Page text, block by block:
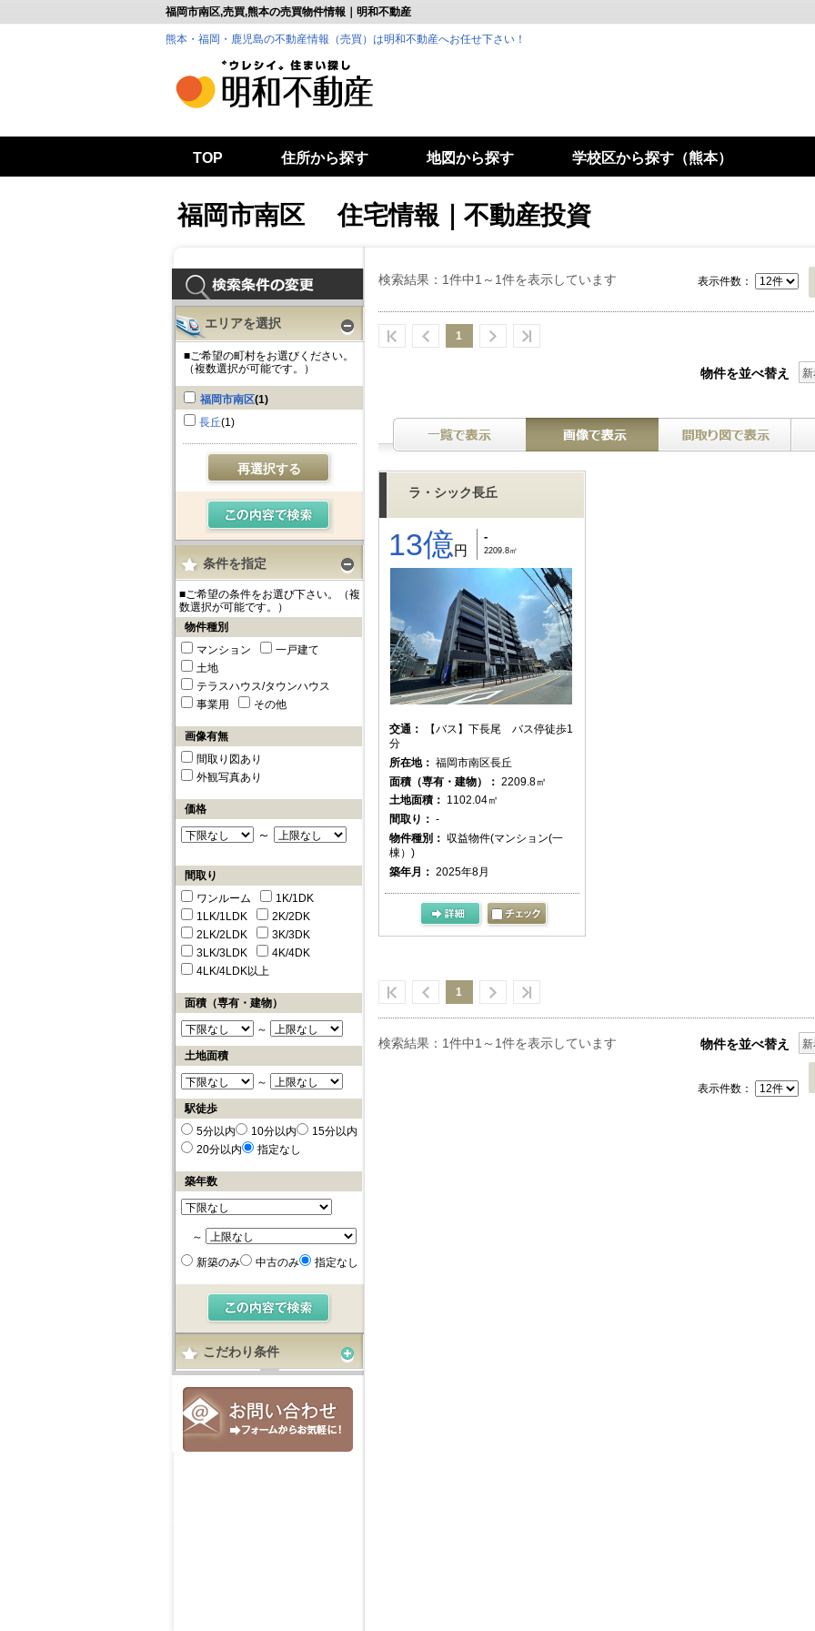
エリアを選択
■ご希望の町村をお選びください。
（複数選択が可能です。）
福岡市南区(1)
長丘(1)
再選択する
条件を指定
■ご希望の条件をお選び下さい。（複
数選択が可能です。）
物件種別
マンション
一戸建て
土地
テラスハウス/タウンハウス
事業用
その他
画像有無
間取り図あり
外観写真あり
価格
～
間取り
ワンルーム
1K/1DK
1LK/1LDK
2K/2DK
2LK/2LDK
3K/3DK
3LK/3LDK
4K/4DK
4LK/4LDK以上
面積（専有・建物）
～
土地面積
～
駅徒歩
5分以内
10分以内
15分以内
20分以内
指定なし
築年数
～
新築のみ
中古のみ 指定なし
こだわり条件
福岡市南区,売買,熊本の売買物件情報｜明和不動産
熊本・福岡・鹿児島の不動産情報（売買）は明和不動産へお任せ下さい！
TOP 住所から探す 地図から探す 学校区から探す（熊本）
福岡市南区 住宅情報｜不動産投資
検索結果：1件中1～1件を表示しています
1
表示件数：
物件を並べ替え
ラ・シック長丘
13億円
-
2209.8㎡
交通：
【バス】下長尾 バス停徒歩1
分
所在地： 福岡市南区長丘
面積（専有・建物）： 2209.8㎡
土地面積： 1102.04㎡
間取り： -
物件種別： 収益物件(マンション(一
棟）)
築年月： 2025年8月
物件を並べ替え
1
表示件数：
検索結果：1件中1～1件を表示しています